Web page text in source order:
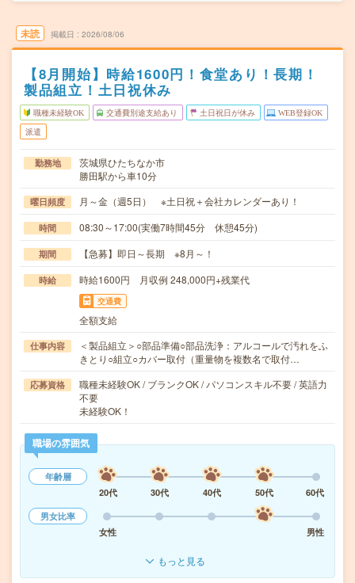
未読 掲載日 2026/08/06
【8月開始】時給1600円！食堂あり！長期！
製品組立！土日祝休み
職種未経験OK 交通費別途支給あり 土日祝日が休み WEB登録OK
派遣
勤務地
茨城県ひたちなか市
勝田駅から車10分
曜日頻度 月～金（週5日） ※土日祝＋会社カレンダーあり！
時間 08:30～17:00(実働7時間45分 休憩45分)
期間 【急募】即日～長期 ※8月～！
時給 時給1600円 月収例 248,000円+残業代
交通費
全額支給
仕事内容
＜製品組立＞○部品準備○部品洗浄：アルコールで汚れをふ
きとり○組立○カバー取付（重量物を複数名で取付…
応募資格
職種未経験OK / ブランクOK / パソコンスキル不要 / 英語力
不要
未経験OK！
職場の雰囲気
年齢層
20代
30代 40代 50代
60代
男女比率
女性
男性
もっと見る